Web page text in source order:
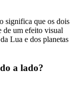
significa que os dois
de um efeito visual
Lua e dos planetas
a lado?